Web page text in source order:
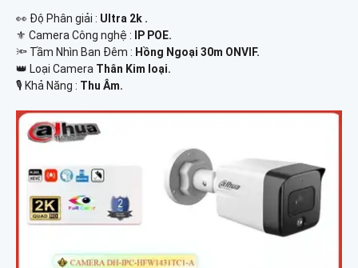
️👀 Độ Phân giải : Ultra 2k .
⚜️ Camera Công nghệ :
IP POE.
🔦 Tầm Nhìn Ban Đêm : Hồng Ngoại 30m ONVIF.
👑 Loại Camera Thân Kim loại.
️🎙 Khả Năng : Thu Âm.